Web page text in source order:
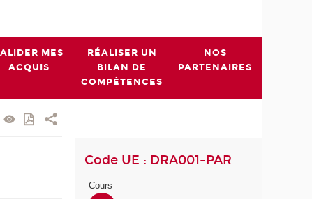
MES
ACQUIS
RÉALISER UN
BILAN DE
COMPÉTENCES
NOS
PARTENAIRES
Code UE : DRA001-PAR
Cours